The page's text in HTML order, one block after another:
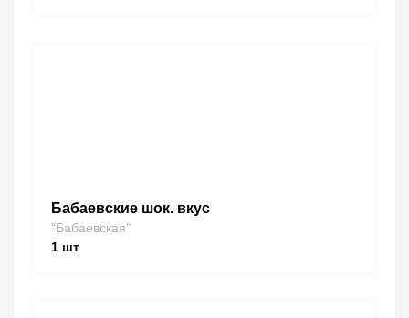
Бабаевские шок. вкус
"Бабаевская"
1 шт